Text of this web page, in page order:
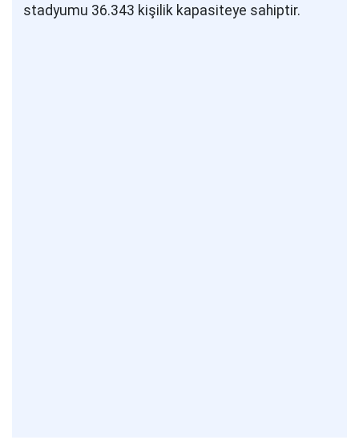
stadyumu 36.343 kişilik kapasiteye sahiptir.